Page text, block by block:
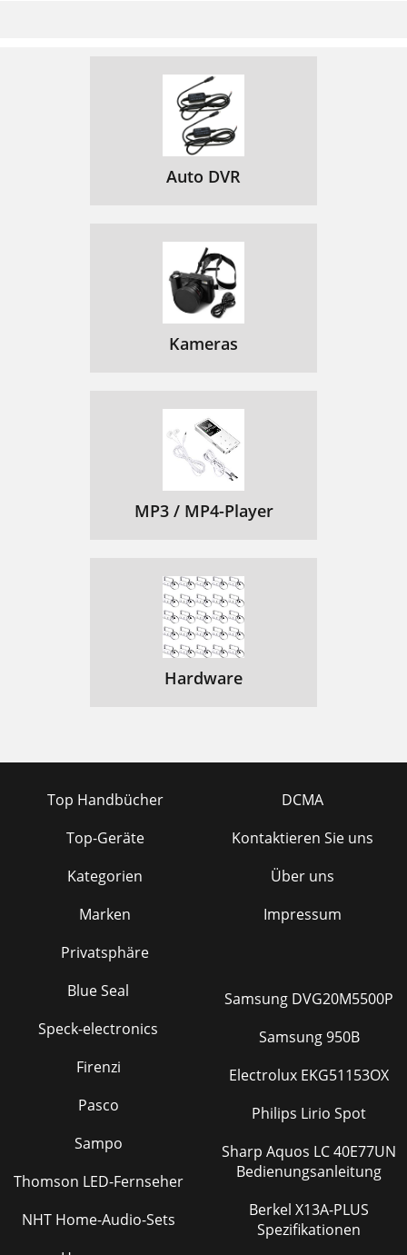
Auto DVR
Kameras
MP3 / MP4-Player
Hardware
Top Handbücher
Top-Geräte
Kategorien
Marken
Privatsphäre
DCMA
Kontaktieren Sie uns
Über uns
Impressum
Blue Seal
Speck-electronics
Firenzi
Pasco
Sampo
Thomson LED-Fernseher
NHT Home-Audio-Sets
Samsung DVG20M5500P
Samsung 950B
Electrolux EKG51153OX
Philips Lirio Spot
Sharp Aquos LC 40E77UN
Bedienungsanleitung
Berkel X13A-PLUS
Spezifikationen